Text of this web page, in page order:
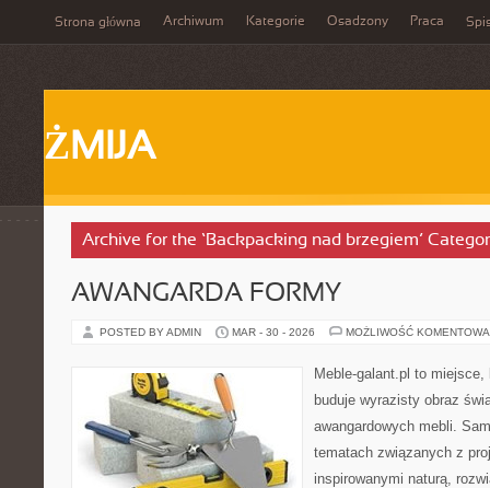
Strona główna Archiwum Kategorie Osadzony Praca
ŻMIJA
Archive for the ‘Backpacking nad brzegiem’
AWANGARDA FORMY
POSTED BY ADMIN MAR - 30 - 2026 MOŻLIWOŚĆ
Meble-galant.pl to
buduje wyrazisty obraz
awangardowych mebli.
tematach związanych z
inspirowanymi naturą,